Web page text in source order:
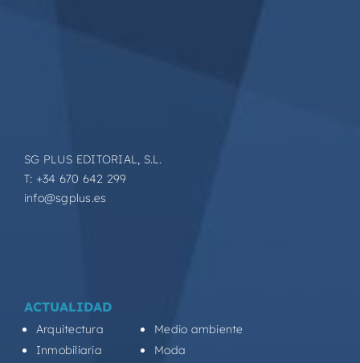
SG PLUS EDITORIAL, S.L.
T: +34 670 642 299
info@sgplus.es
ACTUALIDAD
Arquitectura
Inmobiliaria
Medio ambiente
Moda